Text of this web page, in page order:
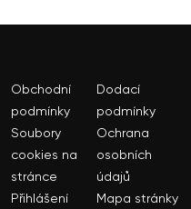
Obchodní
podmínky
Dodací
podmínky
Soubory
cookies na
stránce
Ochrana
osobních
údajů
Přihlášení
Mapa stránky